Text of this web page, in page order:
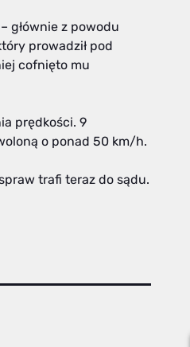
głównie z powodu
prowadził pod
cofnięto mu
prędkości. 9
o ponad 50 km/h.
trafi teraz do sądu.